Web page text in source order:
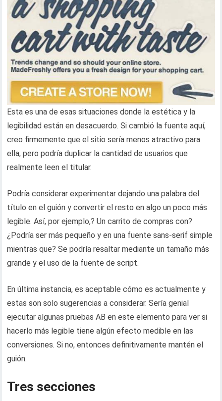
Esta es una de esas situaciones donde la estética y la
legibilidad están en desacuerdo. Si cambió la fuente aquí,
creo firmemente que el sitio sería menos atractivo para
ella, pero podría duplicar la cantidad de usuarios que
realmente leen el titular.
Podría considerar experimentar dejando una palabra del
título en el guión y convertir el resto en algo un poco más
legible. Así, por ejemplo,? Un carrito de compras con?
¿Podría ser más pequeño y en una fuente sans-serif simple
mientras que? Se podría resaltar mediante un tamaño más
grande y el uso de la fuente de script.
En última instancia, es aceptable cómo es actualmente y
estas son solo sugerencias a considerar. Sería genial
ejecutar algunas pruebas AB en este elemento para ver si
hacerlo más legible tiene algún efecto medible en las
conversiones. Si no, entonces definitivamente mantén el
guión.
Tres secciones